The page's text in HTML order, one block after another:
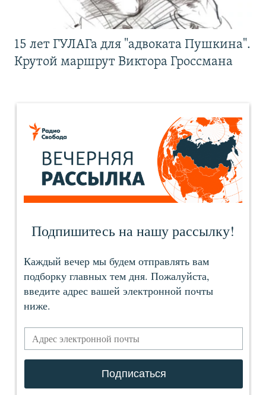
15 лет ГУЛАГа для "адвоката Пушкина".
Крутой маршрут Виктора Гроссмана